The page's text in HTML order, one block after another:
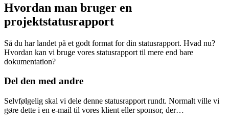
Hvordan man bruger en
projektstatusrapport
Så du har landet på et godt format for din statusrapport. Hvad nu?
Hvordan kan vi bruge vores statusrapport til mere end bare
dokumentation?
Del den med andre
Selvfølgelig skal vi dele denne statusrapport rundt. Normalt ville vi
gøre dette i en e-mail til vores klient eller sponsor, der…